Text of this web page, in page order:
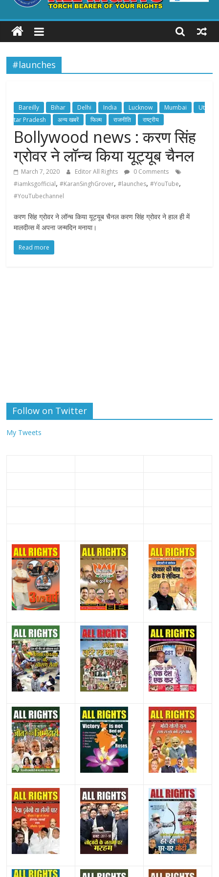
ALL
RIGHTS
Torch
your
Rights
#launches
Bareilly Bihar Delhi India Lucknow Mumbai
Ut
tar Pradesh
अन्य खबरें फिल्म राजनीति राष्ट्रीय
Bollywood news : करण सिंह
ग्रोवर ने लॉन्च किया यूट्यूब चैनल
March 7, 2020 Editor All Rights
0 Comments
#iamksgofficial,#KaranSinghGrover,#launches,#YouTube,
#YouTubechannel
करण सिंह ग्रोवर ने लॉन्च किया यूट्यूब चैनल करण सिंह ग्रोवर ने हाल ही में
मालदीव्स में अपना जन्मदिन मनाया।
Read more
Follow on Twitter
My Tweets